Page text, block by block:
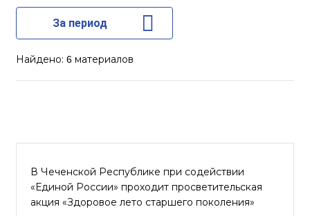
За период
Найдено: 6 материалов
В Чеченской Республике при содействии
«Единой России» проходит просветительская
акция «Здоровое лето старшего поколения»